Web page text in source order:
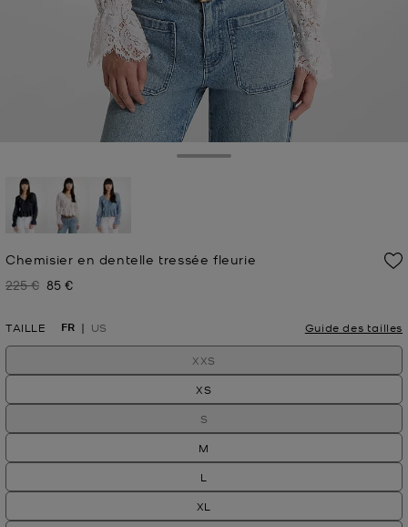
Chemisier en dentelle tressée fleurie
Prix initial
225 € Prix actuel
85 €
TAILLE FR US Guide des tailles
XXS
XS
S
M
L
XL